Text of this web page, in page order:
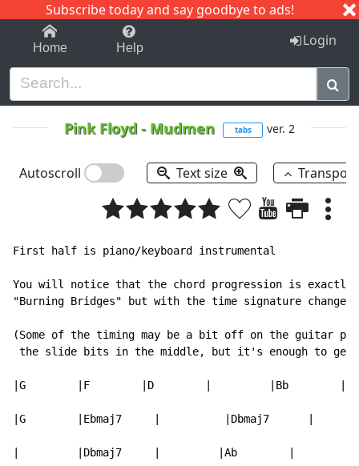
Subscribe today and say goodbye to ads!
1-9 C I J
Home Help Login
Pink Floyd - Mudmen tabs ver. 2
Autoscroll Text size
First half is piano/keyboard instrumental
You will notice that the chord progression is exactly
"Burning Bridges" but with the time signature
(Some of the timing may be a bit off on the guitar
the slide bits in the middle, but it's enough to get
|G        |F        |D        |         |Bb
|G        |Ebmaj7     |          |Dbmaj7      |
|         |Dbmaj7     |         |Ab        |